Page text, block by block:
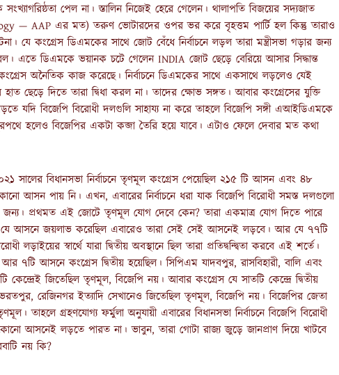
পেল না। স্তালিন নিজেই হেরে গেলেন। থালাপতি বিজয়ের সদ্যজাত
— AAP এর মত) তরুণ ভোটারদের ওপর ভর করে বৃহত্তম পার্টি হল কিন্তু তারাও
যে কংগ্রেস ডিএমকের সাথে জোট বেঁধে নির্বাচনে লড়ল তারা মন্ত্রীসভা গড়ার জন্য
এতে ডিএমকে ভয়ানক চটে গেলেন INDIA জোট ছেড়ে বেরিয়ে আসার সিদ্ধান্ত
অনৈতিক কাজ করেছে। নির্বাচনে ডিএমকের সাথে একসাথে লড়লেও যেই
ছেড়ে দিতে তারা দ্বিধা করল না। তাদের ক্ষোভ সঙ্গত। আবার কংগ্রেসের যুক্তি
যদি বিজেপি বিরোধী দলগুলি সাহায্য না করে তাহলে বিজেপি সঙ্গী এআইডিএমকে
হলেও বিজেপির একটা কব্জা তৈরি হয়ে যাবে। এটাও ফেলে দেবার মত কথা
সালের বিধানসভা নির্বাচনে তৃণমূল কংগ্রেস পেয়েছিল ২১৫ টি আসন এবং ৪৮
আসন পায় নি। এখন, এবারের নির্বাচনে ধরা যাক বিজেপি বিরোধী সমস্ত দলগুলো
জন্য। প্রথমত এই জোটে তৃণমূল যোগ দেবে কেন? তারা একমাত্র যোগ দিতে পারে
আসনে জয়লাভ করেছিল এবারেও তারা সেই সেই আসনেই লড়বে। আর যে ৭৭টি
লড়াইয়ের স্বার্থে যারা দ্বিতীয় অবস্থানে ছিল তারা প্রতিদ্বন্দ্বিতা করবে এই শর্তে।
৭টি আসনে কংগ্রেস দ্বিতীয় হয়েছিল। সিপিএম যাদবপুর, রাসবিহারী, বালি এবং
কেন্দ্রেই জিতেছিল তৃণমূল, বিজেপি নয়। আবার কংগ্রেস যে সাতটি কেন্দ্রে দ্বিতীয়
রেজিনগর ইত্যাদি সেখানেও জিতেছিল তৃণমূল, বিজেপি নয়। বিজেপির জেতা
তাহলে গ্রহণযোগ্য ফর্মুলা অনুযায়ী এবারের বিধানসভা নির্বাচনে বিজেপি বিরোধী
আসনেই লড়তে পারত না। ভাবুন, তারা গোটা রাজ্য জুড়ে জানপ্রাণ দিয়ে খাটবে
নয় কি?